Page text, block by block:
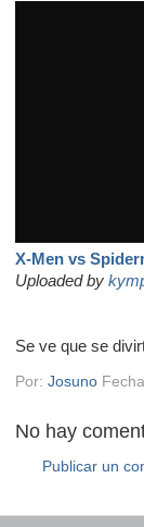
X-Men vs
Uploaded by
Se ve que se
Por: Josuno
No hay
Publicar un